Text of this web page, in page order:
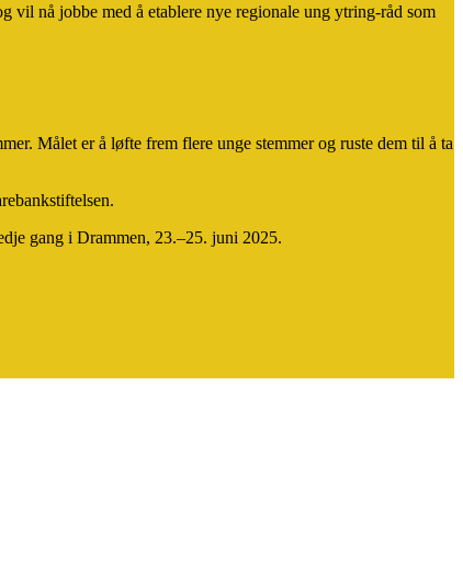
nå jobbe med å etablere nye regionale ung ytring-råd som
Målet er å løfte frem flere unge stemmer og ruste dem til å ta
gang i Drammen, 23.–25. juni 2025.